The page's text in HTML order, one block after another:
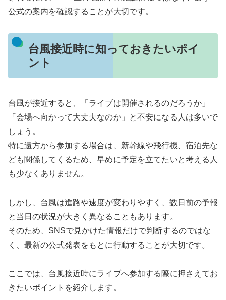
公式の案内を確認することが大切です。
台風接近時に知っておきたいポイ
ント
台風が接近すると、「ライブは開催されるのだろうか」
「会場へ向かって大丈夫なのか」と不安になる人は多いで
しょう。
特に遠方から参加する場合は、新幹線や飛行機、宿泊先な
ども関係してくるため、早めに予定を立てたいと考える人
も少なくありません。
しかし、台風は進路や速度が変わりやすく、数日前の予報
と当日の状況が大きく異なることもあります。
そのため、SNSで見かけた情報だけで判断するのではな
く、最新の公式発表をもとに行動することが大切です。
ここでは、台風接近時にライブへ参加する際に押さえてお
きたいポイントを紹介します。